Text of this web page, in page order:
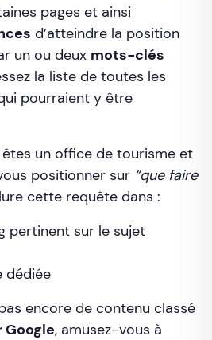
pages et ainsi
d’atteindre la position
un ou deux mots-clés
la liste de toutes les
pourraient y être
êtes un office de tourisme et
positionner sur “que faire
cette requête dans :
pertinent sur le sujet
dédiée
encore de contenu classé
, amusez-vous à